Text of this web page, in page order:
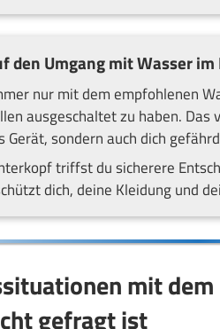
den Umgang mit Wasser
nur mit dem empfohlenen
ausgeschaltet zu haben.
Gerät, sondern auch dich
triffst du sicherere
dich, deine Kleidung und
mit
gefragt ist